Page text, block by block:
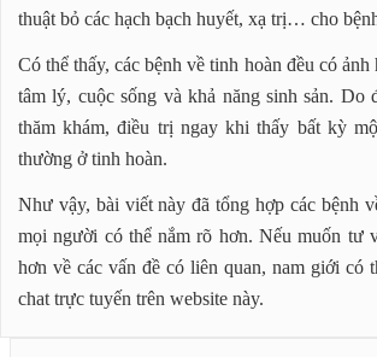
thuật bỏ các hạch bạch huyết, xạ trị… cho
Có thể thấy, các bệnh về tinh hoàn đều có
tâm lý, cuộc sống và khả năng sinh sản. Do
thăm khám, điều trị ngay khi thấy bất kỳ
thường ở tinh hoàn.
Như vậy, bài viết này đã tổng hợp các bệnh
mọi người có thể nắm rõ hơn. Nếu muốn tư
hơn về các vấn đề có liên quan, nam giới có
chat trực tuyến trên website này.